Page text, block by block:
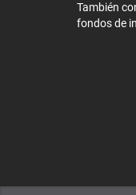
También
fondos de